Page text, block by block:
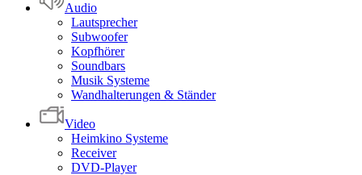
Audio
Lautsprecher
Subwoofer
Kopfhörer
Soundbars
Musik Systeme
Wandhalterungen & Ständer
Video
Heimkino Systeme
Receiver
DVD-Player